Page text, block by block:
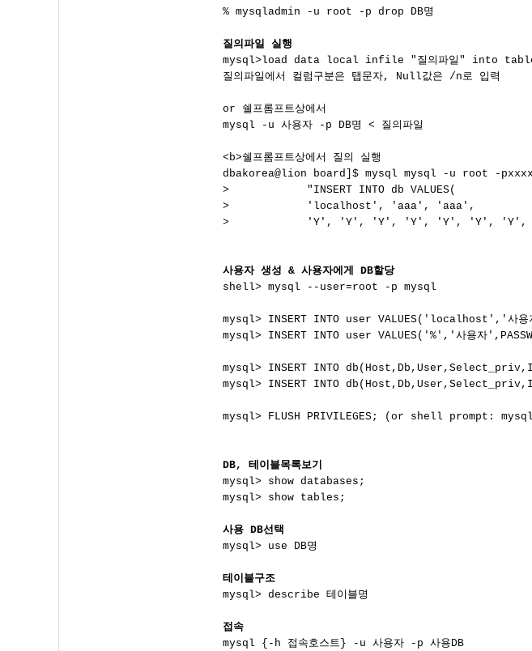
% mysqladmin -u root -p drop DB명
질의파일 실행
mysql>load data local infile "질의파일" into table
질의파일에서 컬럼구분은 탭문자, Null값은 /n로 입력
or 쉘프롬프트상에서
mysql -u 사용자 -p DB명 < 질의파일
<b>쉘프롬프트상에서 질의 실행
dbakorea@lion board]$ mysql mysql -u root -
>            "INSERT INTO db VALUES(
>            'localhost', 'aaa', 'aaa',
>            'Y', 'Y', 'Y', 'Y', 'Y', 'Y', 'Y',
사용자 생성 & 사용자에게 DB할당
shell> mysql --user=root -p mysql
mysql> INSERT INTO user
mysql> INSERT INTO user VALUES('%','사
mysql> INSERT INTO
mysql> INSERT INTO
mysql> FLUSH PRIVILEGES; (or shell prompt:
DB, 테이블목록보기
mysql> show databases;
mysql> show tables;
사용 DB선택
mysql> use DB명
테이블구조
mysql> describe 테이블명
접속
mysql {-h 접속호스트} -u 사용자 -p 사용DB